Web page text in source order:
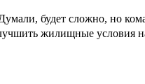
будет сложно, но
жилищные условия